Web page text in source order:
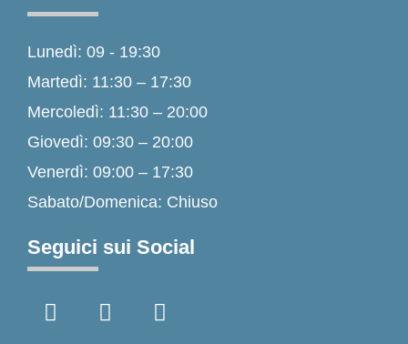
Lunedì: 09 - 19:30
Martedì: 11:30 – 17:30
Mercoledì: 11:30 – 20:00
Giovedì: 09:30 – 20:00
Venerdì: 09:00 – 17:30
Sabato/Domenica: Chiuso
Seguici sui Social
a
n
i